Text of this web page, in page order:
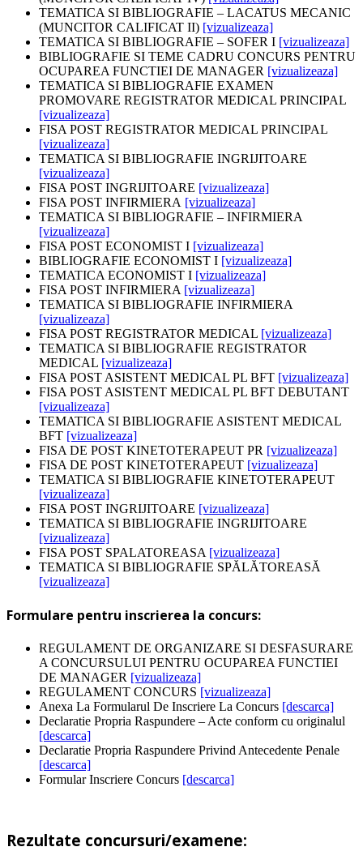
TEMATICA SI BIBLIOGRAFIE – LACATUS MECANIC
(MUNCITOR CALIFICAT II) [vizualizeaza]
TEMATICA SI BIBLIOGRAFIE – SOFER I [vizualizeaza]
BIBLIOGRAFIE SI TEME CADRU CONCURS PENTRU
OCUPAREA FUNCTIEI DE MANAGER [vizualizeaza]
TEMATICA SI BIBLIOGRAFIE EXAMEN
PROMOVARE REGISTRATOR MEDICAL PRINCIPAL
[vizualizeaza]
FISA POST REGISTRATOR MEDICAL PRINCIPAL
[vizualizeaza]
TEMATICA SI BIBLIOGRAFIE INGRIJITOARE
[vizualizeaza]
FISA POST INGRIJITOARE [vizualizeaza]
FISA POST INFIRMIERA [vizualizeaza]
TEMATICA SI BIBLIOGRAFIE – INFIRMIERA
[vizualizeaza]
FISA POST ECONOMIST I [vizualizeaza]
BIBLIOGRAFIE ECONOMIST I [vizualizeaza]
TEMATICA ECONOMIST I [vizualizeaza]
FISA POST INFIRMIERA [vizualizeaza]
TEMATICA SI BIBLIOGRAFIE INFIRMIERA
[vizualizeaza]
FISA POST REGISTRATOR MEDICAL [vizualizeaza]
TEMATICA SI BIBLIOGRAFIE REGISTRATOR
MEDICAL [vizualizeaza]
FISA POST ASISTENT MEDICAL PL BFT [vizualizeaza]
FISA POST ASISTENT MEDICAL PL BFT DEBUTANT
[vizualizeaza]
TEMATICA SI BIBLIOGRAFIE ASISTENT MEDICAL
BFT [vizualizeaza]
FISA DE POST KINETOTERAPEUT PR [vizualizeaza]
FISA DE POST KINETOTERAPEUT [vizualizeaza]
TEMATICA SI BIBLIOGRAFIE KINETOTERAPEUT
[vizualizeaza]
FISA POST INGRIJITOARE [vizualizeaza]
TEMATICA SI BIBLIOGRAFIE INGRIJITOARE
[vizualizeaza]
FISA POST SPALATOREASA [vizualizeaza]
TEMATICA SI BIBLIOGRAFIE SPĂLĂTOREASĂ
[vizualizeaza]
Formulare pentru inscrierea la concurs:
REGULAMENT DE ORGANIZARE SI DESFASURARE
A CONCURSULUI PENTRU OCUPAREA FUNCTIEI
DE MANAGER [vizualizeaza]
REGULAMENT CONCURS [vizualizeaza]
Anexa La Formularul De Inscriere La Concurs [descarca]
Declaratie Propria Raspundere – Acte conform cu originalul
[descarca]
Declaratie Propria Raspundere Privind Antecedente Penale
[descarca]
Formular Inscriere Concurs [descarca]
Rezultate concursuri/examene: